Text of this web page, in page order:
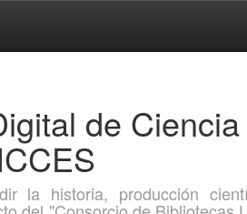
de
la historia, producción